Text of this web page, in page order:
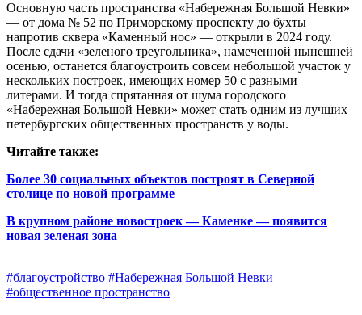
Основную часть пространства «Набережная Большой Невки»
— от дома № 52 по Приморскому проспекту до бухты
напротив сквера «Каменный нос» — открыли в 2024 году.
После сдачи «зеленого треугольника», намеченной нынешней
осенью, останется благоустроить совсем небольшой участок у
нескольких построек, имеющих номер 50 с разными
литерами. И тогда спрятанная от шума городского
«Набережная Большой Невки» может стать одним из лучших
петербургских общественных пространств у воды.
Читайте также:
Более 30 социальных объектов построят в Северной
столице по новой программе
В крупном районе новостроек — Каменке — появится
новая зеленая зона
#благоустройство #Набережная Большой Невки
#общественное пространство